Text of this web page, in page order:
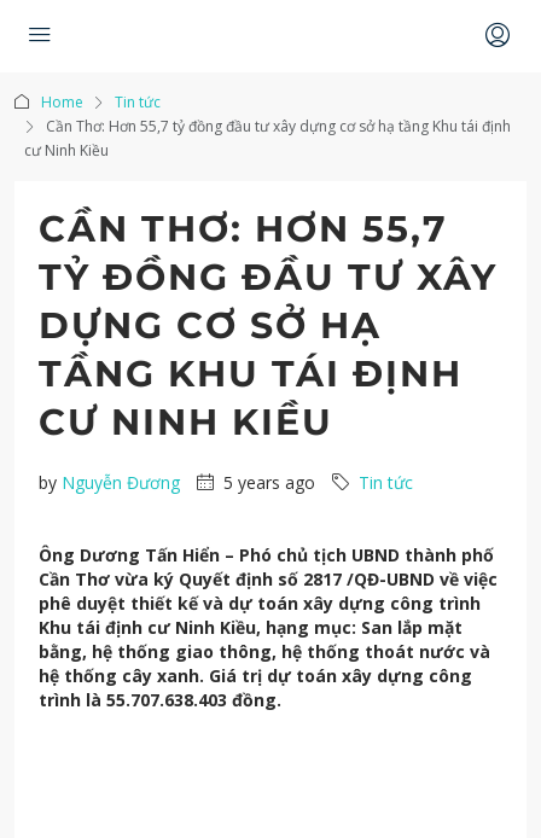
Home
Tin tức
Cần Thơ: Hơn 55,7 tỷ đồng đầu tư xây dựng cơ sở hạ tầng Khu tái định
cư Ninh Kiều
CẦN THƠ: HƠN 55,7
TỶ ĐỒNG ĐẦU TƯ XÂY
DỰNG CƠ SỞ HẠ
TẦNG KHU TÁI ĐỊNH
CƯ NINH KIỀU
by Nguyễn Đương 5 years ago Tin tức
Ông Dương Tấn Hiển – Phó chủ tịch UBND thành phố
Cần Thơ vừa ký Quyết định số 2817 /QĐ-UBND về việc
phê duyệt thiết kế và dự toán xây dựng công trình
Khu tái định cư Ninh Kiều, hạng mục: San lắp mặt
bằng, hệ thống giao thông, hệ thống thoát nước và
hệ thống cây xanh. Giá trị dự toán xây dựng công
trình là 55.707.638.403 đồng.